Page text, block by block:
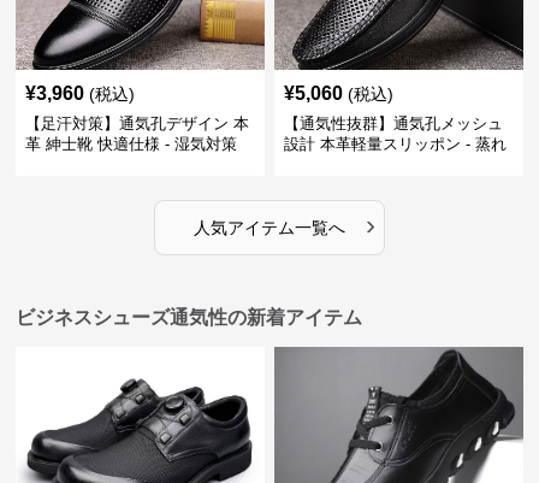
¥3,960 (税込)
【足汗対策】通気孔デザイン 本
革 紳士靴 快適仕様 - 湿気対策
¥5,060 (税込)
【通気性抜群】通気孔メッシュ
設計 本革軽量スリッポン - 蒸れ
人気アイテム一覧へ ›
ビジネスシューズ通気性の新着アイテム